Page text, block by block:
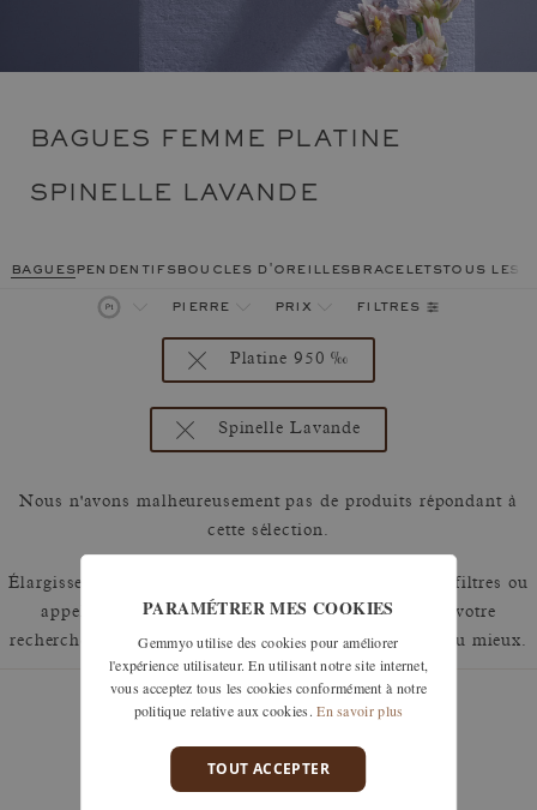
BAGUES FEMME PLATINE
SPINELLE LAVANDE
baguespendentifsboucles d'oreillesbraceletstous les
pierre prix filtres
Platine 950 ‰
Spinelle Lavande
Nous n'avons malheureusement pas de produits répondant à
cette sélection.
Élargissez votre recherche en retirant un ou plusieurs filtres ou
appelez nous au 01 42 46 90 89 pour discuter de votre
recherche et voir comment nous pouvons y répondre au mieux.
garanties
PARAMÉTRER MES COOKIES
Gemmyo utilise des cookies pour améliorer
l'expérience utilisateur. En utilisant notre site internet,
vous acceptez tous les cookies conformément à notre
politique relative aux cookies. En savoir plus
TOUT ACCEPTER